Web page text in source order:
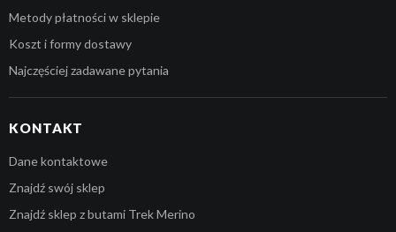
Metody płatności w sklepie
Koszt i formy dostawy
Najczęściej zadawane pytania
KONTAKT
Dane kontaktowe
Znajdź swój sklep
Znajdź sklep z butami Trek Merino